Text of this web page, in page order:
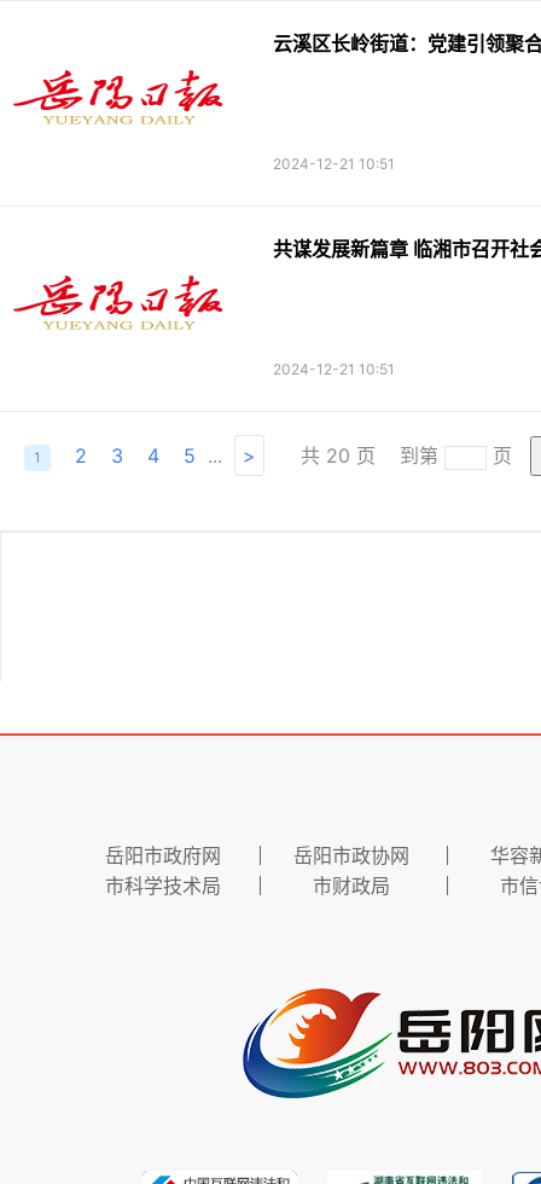
云溪区长岭街道：党建引领聚
2024-12-21 10:51
共谋发展新篇章 临湘市召开社
2024-12-21 10:51
1 2 3 4 5 ... > 共 20 页 到第 页
岳阳市政府网 岳阳市政协网
华容
市科学技术局
市财政局 市